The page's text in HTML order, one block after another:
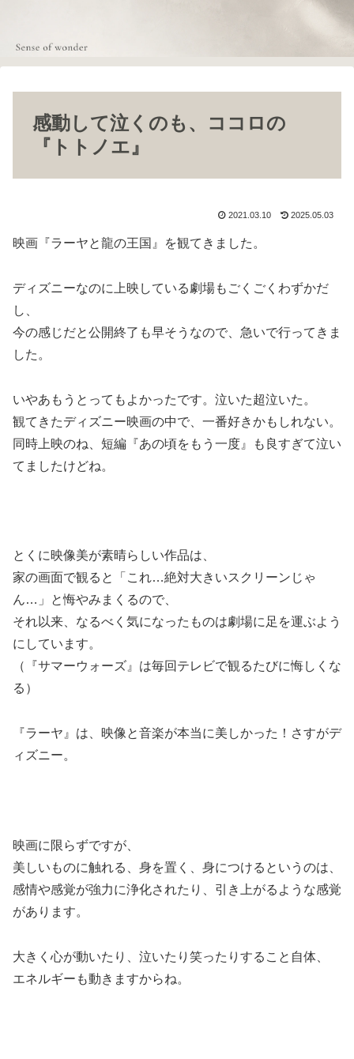
感動して泣くのも、ココロの
『トトノエ』
2021.03.10 2025.05.03
映画『ラーヤと龍の王国』を観てきました。
ディズニーなのに上映している劇場もごくごくわずかだ
し、
今の感じだと公開終了も早そうなので、急いで行ってきま
した。
いやあもうとってもよかったです。泣いた超泣いた。
観てきたディズニー映画の中で、一番好きかもしれない。
同時上映のね、短編『あの頃をもう一度』も良すぎて泣い
てましたけどね。
とくに映像美が素晴らしい作品は、
家の画面で観ると「これ…絶対大きいスクリーンじゃ
ん…」と悔やみまくるので、
それ以来、なるべく気になったものは劇場に足を運ぶよう
にしています。
（『サマーウォーズ』は毎回テレビで観るたびに悔しくな
る）
『ラーヤ』は、映像と音楽が本当に美しかった！さすがデ
ィズニー。
映画に限らずですが、
美しいものに触れる、身を置く、身につけるというのは、
感情や感覚が強力に浄化されたり、引き上がるような感覚
があります。
大きく心が動いたり、泣いたり笑ったりすること自体、
エネルギーも動きますからね。